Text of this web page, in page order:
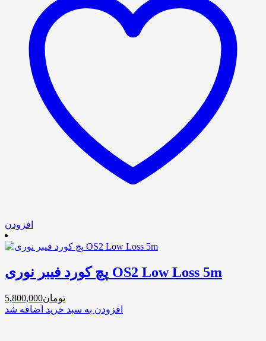
افزودن
پچ کورد فیبر نوری OS2 Low Loss 5m
تومان5,800,000
افزودن به سبد خرید اضافه شد